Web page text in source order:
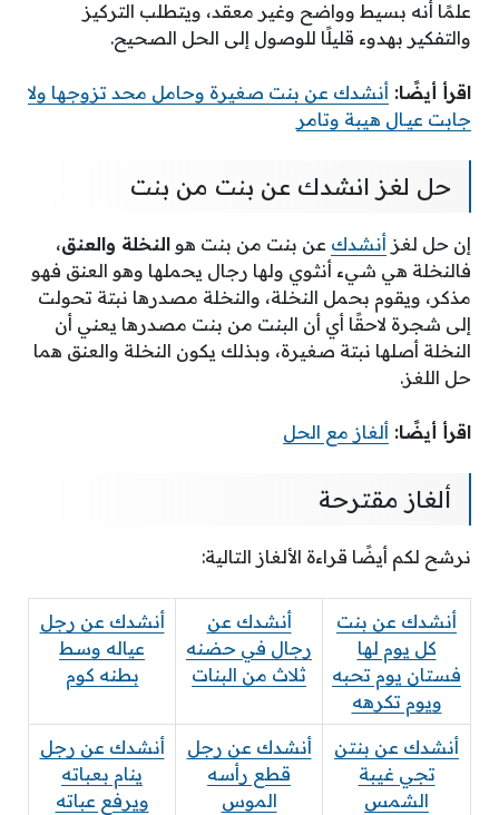
علمًا أنه بسيط وواضح وغير معقد، ويتطلب التركيز
والتفكير بهدوء قليلًا للوصول إلى الحل الصحيح.
اقرأ أيضًا: أنشدك عن بنت صغيرة وحامل محد تزوجها ولا
جابت عيـال هيبة وتامر
حل لغز انشدك عن بنت من بنت
إن حل لغز أنشدك عن بنت من بنت هو النخلة والعنق،
فالنخلة هي شيء أنثوي ولها رجال يحملها وهو العنق فهو
مذكر، ويقوم بحمل النخلة، والنخلة مصدرها نبتة تحولت
إلى شجرة لاحقًا أي أن البنت من بنت مصدرها يعني أن
النخلة أصلها نبتة صغيرة، وبذلك يكون النخلة والعنق هما
حل اللغز.
اقرأ أيضًا: ألغاز مع الحل
ألغاز مقترحة
نرشح لكم أيضًا قراءة الألغاز التالية:
أنشدك عن بنت
كل يوم لها
فستان يوم تحبه
ويوم تكرهه
أنشدك عن
رجال في حضنه
ثلاث من البنات
أنشدك عن رجل
عياله وسط
بطنه كوم
أنشدك عن بنتن
تجي غيبة
الشمس
أنشدك عن رجل
قطع رأسه
الموس
أنشدك عن رجل
ينام بعباته
ويرفع عباته